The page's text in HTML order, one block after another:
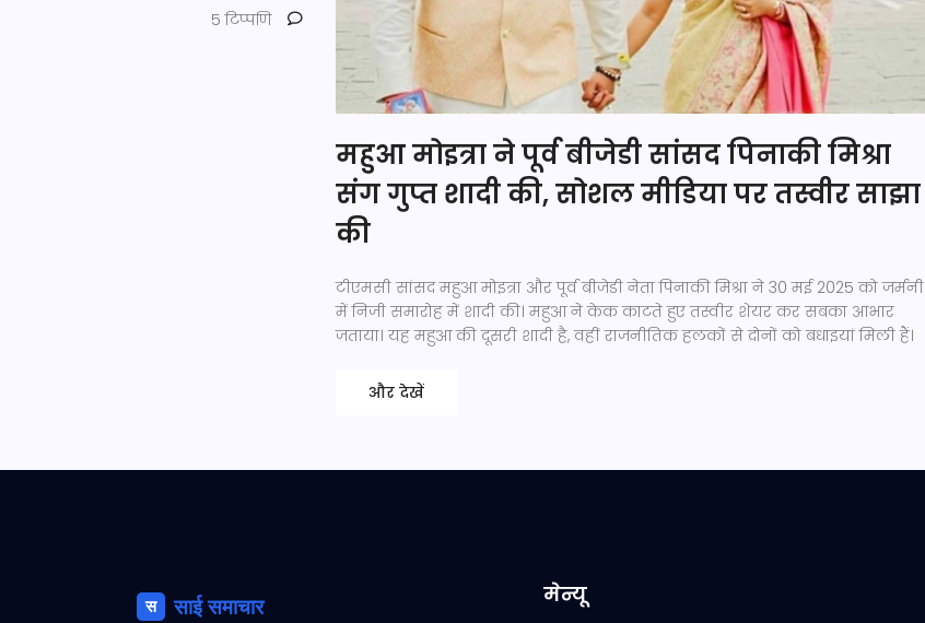
5 टिप्पणि
महुआ मोइत्रा ने पूर्व बीजेडी सांसद पिनाकी मिश्रा
संग गुप्त शादी की, सोशल मीडिया पर तस्वीर साझा
की
टीएमसी सांसद महुआ मोइत्रा और पूर्व बीजेडी नेता पिनाकी मिश्रा ने 30 मई 2025 को जर्मनी
में निजी समारोह में शादी की। महुआ ने केक काटते हुए तस्वीर शेयर कर सबका आभार
जताया। यह महुआ की दूसरी शादी है, वहीं राजनीतिक हलकों से दोनों को बधाइयां मिली हैं।
और देखें
मेन्यू